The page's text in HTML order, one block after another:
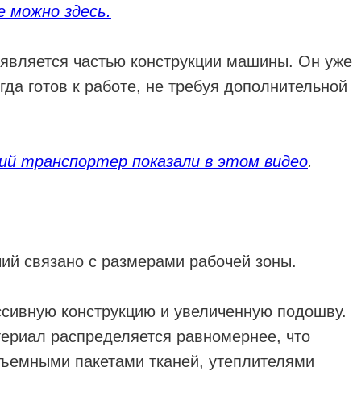
можно здесь.
частью конструкции машины. Он уже
готов к работе, не требуя дополнительной
транспортер показали в этом видео.
связано с размерами рабочей зоны.
конструкцию и увеличенную подошву.
распределяется равномернее, что
пакетами тканей, утеплителями